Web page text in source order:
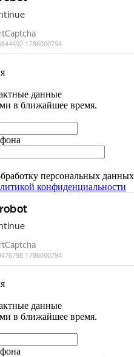
данные
в ближайшее время.
персональных данных
конфиденциальности
данные
в ближайшее время.